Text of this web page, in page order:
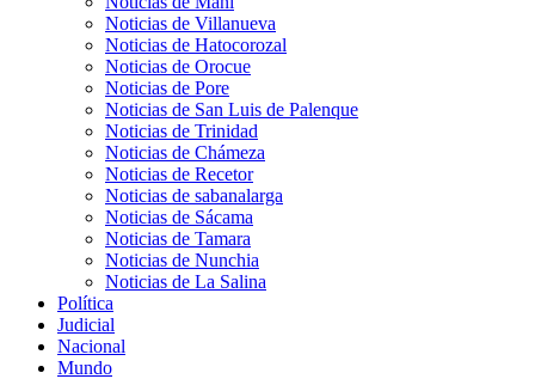
Noticias de Villanueva
Noticias de Hatocorozal
Noticias de Orocue
Noticias de Pore
Noticias de San Luis de Palenque
Noticias de Trinidad
Noticias de Chámeza
Noticias de Recetor
Noticias de sabanalarga
Noticias de Sácama
Noticias de Tamara
Noticias de Nunchia
Noticias de La Salina
Política
Judicial
Nacional
Mundo